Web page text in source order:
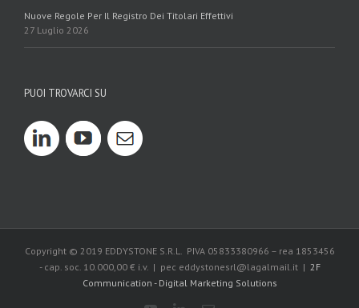
Nuove Regole Per Il Registro Dei Titolari Effettivi
27 Luglio 2026
PUOI TROVARCI SU
Copyright © 2019 EDDYSTONE S.R.L. PIVA 05833380966 – rea 1853456
- cap. soc. 10.000,00 € i.v. | pec eddystonesrl@lagalmail.it | 2F
Communication - Digital Marketing Solutions